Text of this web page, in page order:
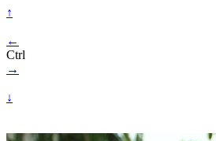
↑
←
Ctrl
→
↓